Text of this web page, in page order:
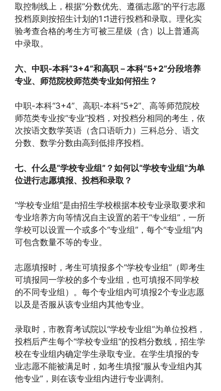
取控制线上，根据“分数优先、遵循志愿”的平行志愿
投档原则按招生计划的1∶1进行投档和录取。理化实
验考查合格的考生方可被三星级（含）以上普通高
中录取。
六、中职-本科“3+4”和高职－本科“5+2”分段培养
专业、师范院校师范类专业如何招生？
中职-本科“3+4”、高职-本科“5+2”、高等师范院校
师范类专业按“专业”投档，对投档分相同的考生，依
次按语文数学英语（含口语听力）三科总分、语文
分数、数学分数由高到低排序投档。
七、什么是“学校专业组”？如何以“学校专业组”为单
位进行志愿填报、投档和录取？
“学校专业组”是由招生学校根据本校专业录取要求和
专业培养方向等情况自主设置的若干“专业组”，一所
学校可以设置一个或多个“专业组”，每个“专业组”内
可包含数量不等的专业。
志愿填报时，考生可填报多个“学校专业组”（即考生
可填报同一学校的多个专业组，也可填报不同学校
的不同专业组）。每个专业组内可填报2个专业志愿
以及是否服从该专业组内其他专业。
录取时，市教育考试院以“学校专业组”为单位投档，
投档后产生每个“学校专业组”的投档分数线，招生学
校在专业组内确定学生录取专业。在学生填报的专
业志愿不能被满足时，如考生填报“服从专业组内其
他专业”，则在该专业组内进行专业调剂。